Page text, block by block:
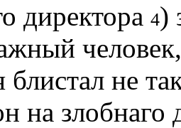
директора4)
блистал не
на злобнаго